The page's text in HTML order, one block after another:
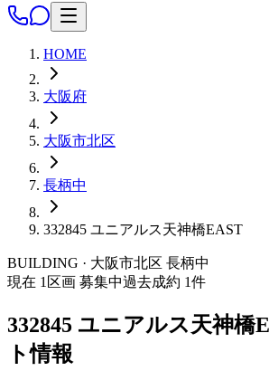
HOME
大阪府
大阪市北区
長柄中
332845 ユニアルス天神橋EAST
BUILDING · 大阪市北区 長柄中
現在 1 区画 募集中過去成約 1件
332845 ユニアルス天神橋
ト情報